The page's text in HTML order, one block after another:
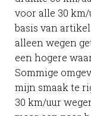
voor alle 30
basis van
alleen wegen
een hogere
Sommige
mijn smaak te
30 km/uur